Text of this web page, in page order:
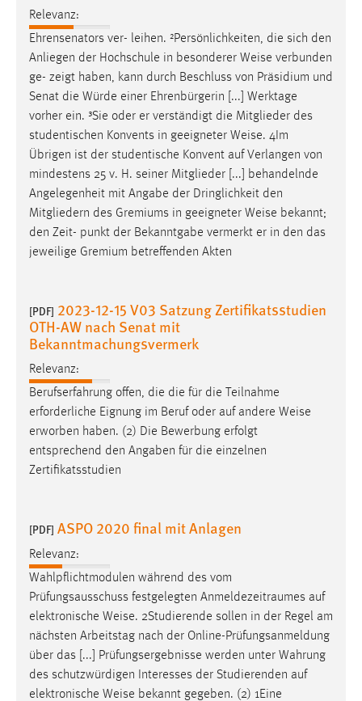
Relevanz:
Ehrensenators ver- leihen. ²Persönlichkeiten, die sich den
Anliegen der Hochschule in besonderer Weise verbunden
ge- zeigt haben, kann durch Beschluss von Präsidium und
Senat die Würde einer Ehrenbürgerin [...] Werktage
vorher ein. ³Sie oder er verständigt die Mitglieder des
studentischen Konvents in geeigneter Weise. 4Im
Übrigen ist der studentische Konvent auf Verlangen von
mindestens 25 v. H. seiner Mitglieder [...] behandelnde
Angelegenheit mit Angabe der Dringlichkeit den
Mitgliedern des Gremiums in geeigneter Weise bekannt;
den Zeit- punkt der Bekanntgabe vermerkt er in den das
jeweilige Gremium betreffenden Akten
[PDF] 2023-12-15 V03 Satzung Zertifikatsstudien
OTH-AW nach Senat mit
Bekanntmachungsvermerk
Relevanz:
Berufserfahrung offen, die die für die Teilnahme
erforderliche Eignung im Beruf oder auf andere Weise
erworben haben. (2) Die Bewerbung erfolgt
entsprechend den Angaben für die einzelnen
Zertifikatsstudien
[PDF] ASPO 2020 final mit Anlagen
Relevanz:
Wahlpflichtmodulen während des vom
Prüfungsausschuss festgelegten Anmeldezeitraumes auf
elektronische Weise. 2Studierende sollen in der Regel am
nächsten Arbeitstag nach der Online-Prüfungsanmeldung
über das [...] Prüfungsergebnisse werden unter Wahrung
des schutzwürdigen Interesses der Studierenden auf
elektronische Weise bekannt gegeben. (2) 1Eine
Max. 13 Monate
MARKETING
Marketing Cookies werden von Drittanbietern
verwendet, um personalisierte Werbung anzuzeigen.
Sie tun dies, indem sie Besucher über Websites
hinweg verfolgen.
Google Ads
Name:
_gcl_au
Google Ireland Limited
Zweck:
Conversion-Tracking
Cookie Laufzeit:
Facebook Pixel
Anbieter:
Zweck:
Conversion-Tracking
Cookie Laufzeit:
3 Monate